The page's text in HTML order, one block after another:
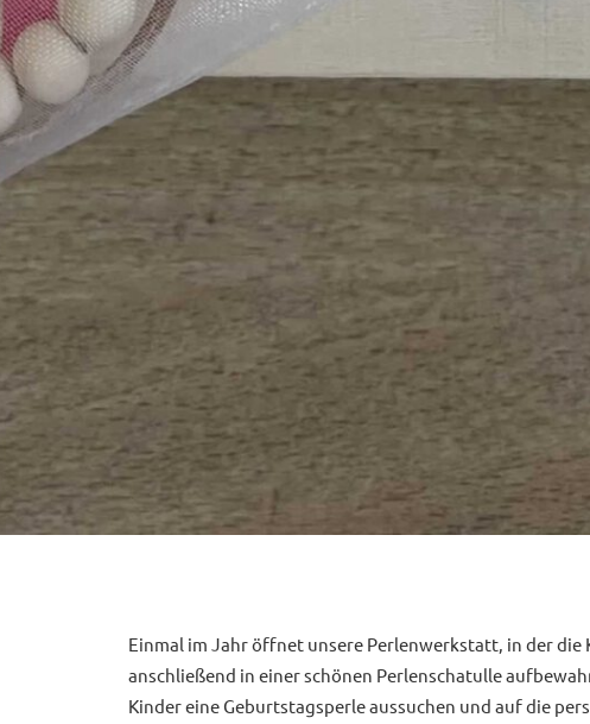
Einmal im Jahr öffnet unsere Perlenwerkstatt, in der
anschließend in einer schönen Perlenschatulle
Kinder eine Geburtstagsperle aussuchen und auf die